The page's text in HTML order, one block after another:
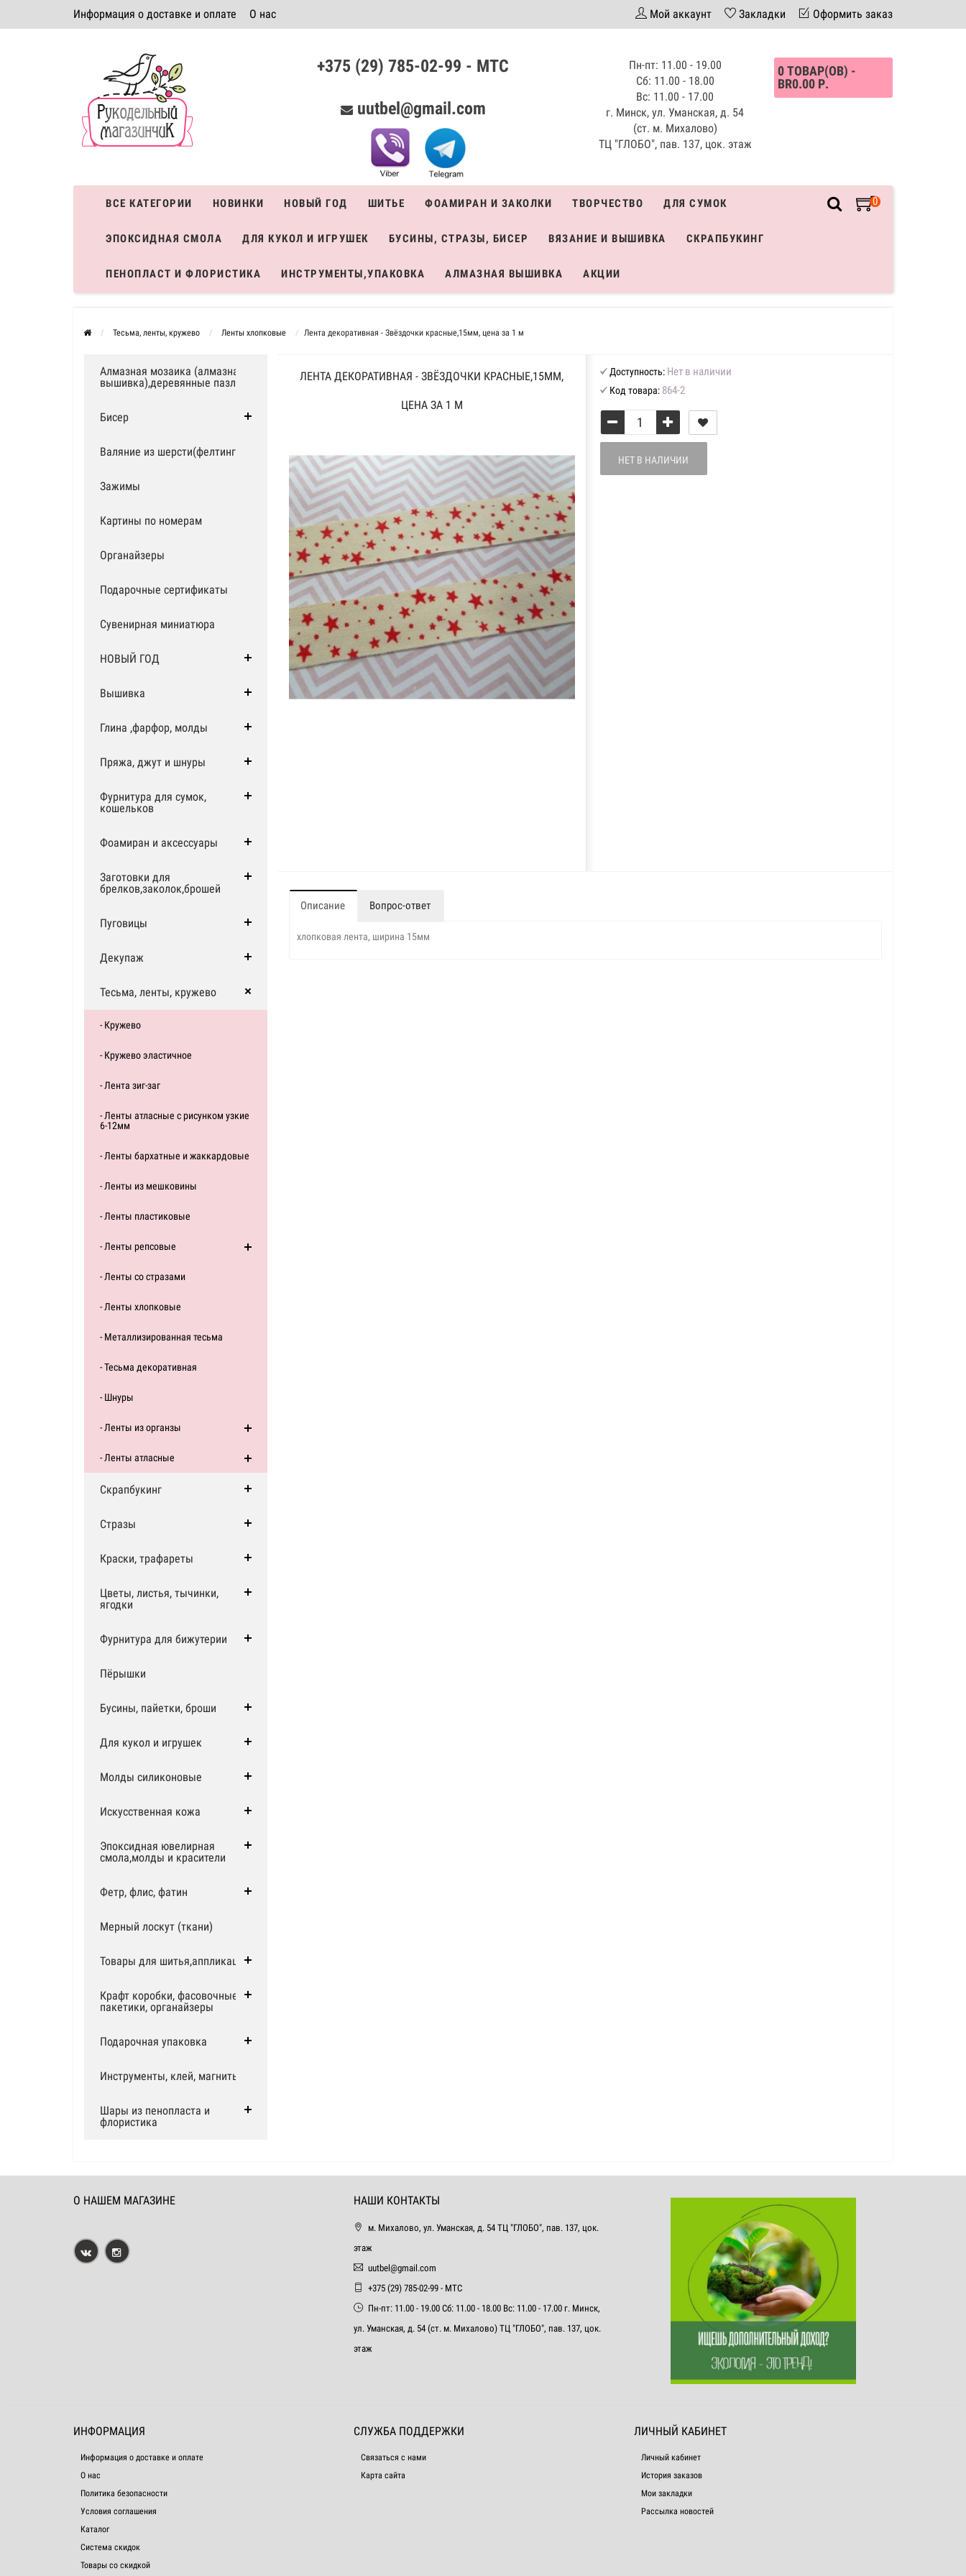
Информация о доставке и оплате О нас
Система скидок
Мой аккаунт Закладки Оформить заказ
+375 (29) 785-02-99 - МТС
uutbel@gmail.com
Пн-пт: 11.00 - 19.00
Сб: 11.00 - 18.00
Вс: 11.00 - 17.00
г. Минск, ул. Уманская, д. 54
(ст. м. Михалово)
ТЦ "ГЛОБО", пав. 137, цок. этаж
0 ТОВАР(ОВ) -
BR0.00 Р.
0
ВСЕ КАТЕГОРИИ НОВИНКИ НОВЫЙ ГОД ШИТЬЕ ФОАМИРАН И ЗАКОЛКИ ТВОРЧЕСТВО ДЛЯ СУМОК
ЭПОКСИДНАЯ СМОЛА ДЛЯ КУКОЛ И ИГРУШЕК БУСИНЫ, СТРАЗЫ, БИСЕР ВЯЗАНИЕ И ВЫШИВКА СКРАПБУКИНГ
ПЕНОПЛАСТ И ФЛОРИСТИКА ИНСТРУМЕНТЫ,УПАКОВКА АЛМАЗНАЯ ВЫШИВКА АКЦИИ
Тесьма, ленты, кружево Ленты хлопковые Лента декоративная - Звёздочки красные,15мм, цена за 1 м
Алмазная мозаика (алмазная
вышивка),деревянные пазлы
Бисер
Валяние из шерсти(фелтинг)
Зажимы
Картины по номерам
Органайзеры
Подарочные сертификаты
Сувенирная миниатюра
НОВЫЙ ГОД
Вышивка
Глина ,фарфор, молды
Пряжа, джут и шнуры
Фурнитура для сумок,
кошельков
Фоамиран и аксессуары
Заготовки для
брелков,заколок,брошей
Пуговицы
Декупаж
Тесьма, ленты, кружево
- Кружево
- Кружево эластичное
- Лента зиг-заг
- Ленты атласные с рисунком узкие
6-12мм
- Ленты бархатные и жаккардовые
- Ленты из мешковины
- Ленты пластиковые
- Ленты репсовые
- Ленты со стразами
- Ленты хлопковые
- Металлизированная тесьма
- Тесьма декоративная
- Шнуры
- Ленты из органзы
- Ленты атласные
Скрапбукинг
Стразы
Краски, трафареты
Цветы, листья, тычинки,
ягодки
Фурнитура для бижутерии
Пёрышки
Бусины, пайетки, броши
Для кукол и игрушек
Молды силиконовые
Искусственная кожа
Эпоксидная ювелирная
смола,молды и красители
Фетр, флис, фатин
Мерный лоскут (ткани)
Товары для шитья,аппликации
Крафт коробки, фасовочные
пакетики, органайзеры
Подарочная упаковка
Инструменты, клей, магниты
Шары из пенопласта и
флористика
ЛЕНТА ДЕКОРАТИВНАЯ - ЗВЁЗДОЧКИ КРАСНЫЕ,15ММ,
ЦЕНА ЗА 1 М
Доступность:Нет в наличии
Код товара: 864-2
НЕТ В НАЛИЧИИ
Описание Вопрос-ответ
хлопковая лента, ширина 15мм
О НАШЕМ МАГАЗИНЕ НАШИ КОНТАКТЫ
м. Михалово, ул. Уманская, д. 54 ТЦ "ГЛОБО", пав. 137, цок.
этаж
uutbel@gmail.com
+375 (29) 785-02-99 - МТС
Пн-пт: 11.00 - 19.00 Сб: 11.00 - 18.00 Вс: 11.00 - 17.00 г. Минск,
ул. Уманская, д. 54 (ст. м. Михалово) ТЦ "ГЛОБО", пав. 137, цок.
этаж
ИНФОРМАЦИЯ
Информация о доставке и оплате
О нас
Политика безопасности
Условия соглашения
Каталог
Система скидок
Товары со скидкой
СЛУЖБА ПОДДЕРЖКИ
Связаться с нами
Карта сайта
ЛИЧНЫЙ КАБИНЕТ
Личный кабинет
История заказов
Мои закладки
Рассылка новостей